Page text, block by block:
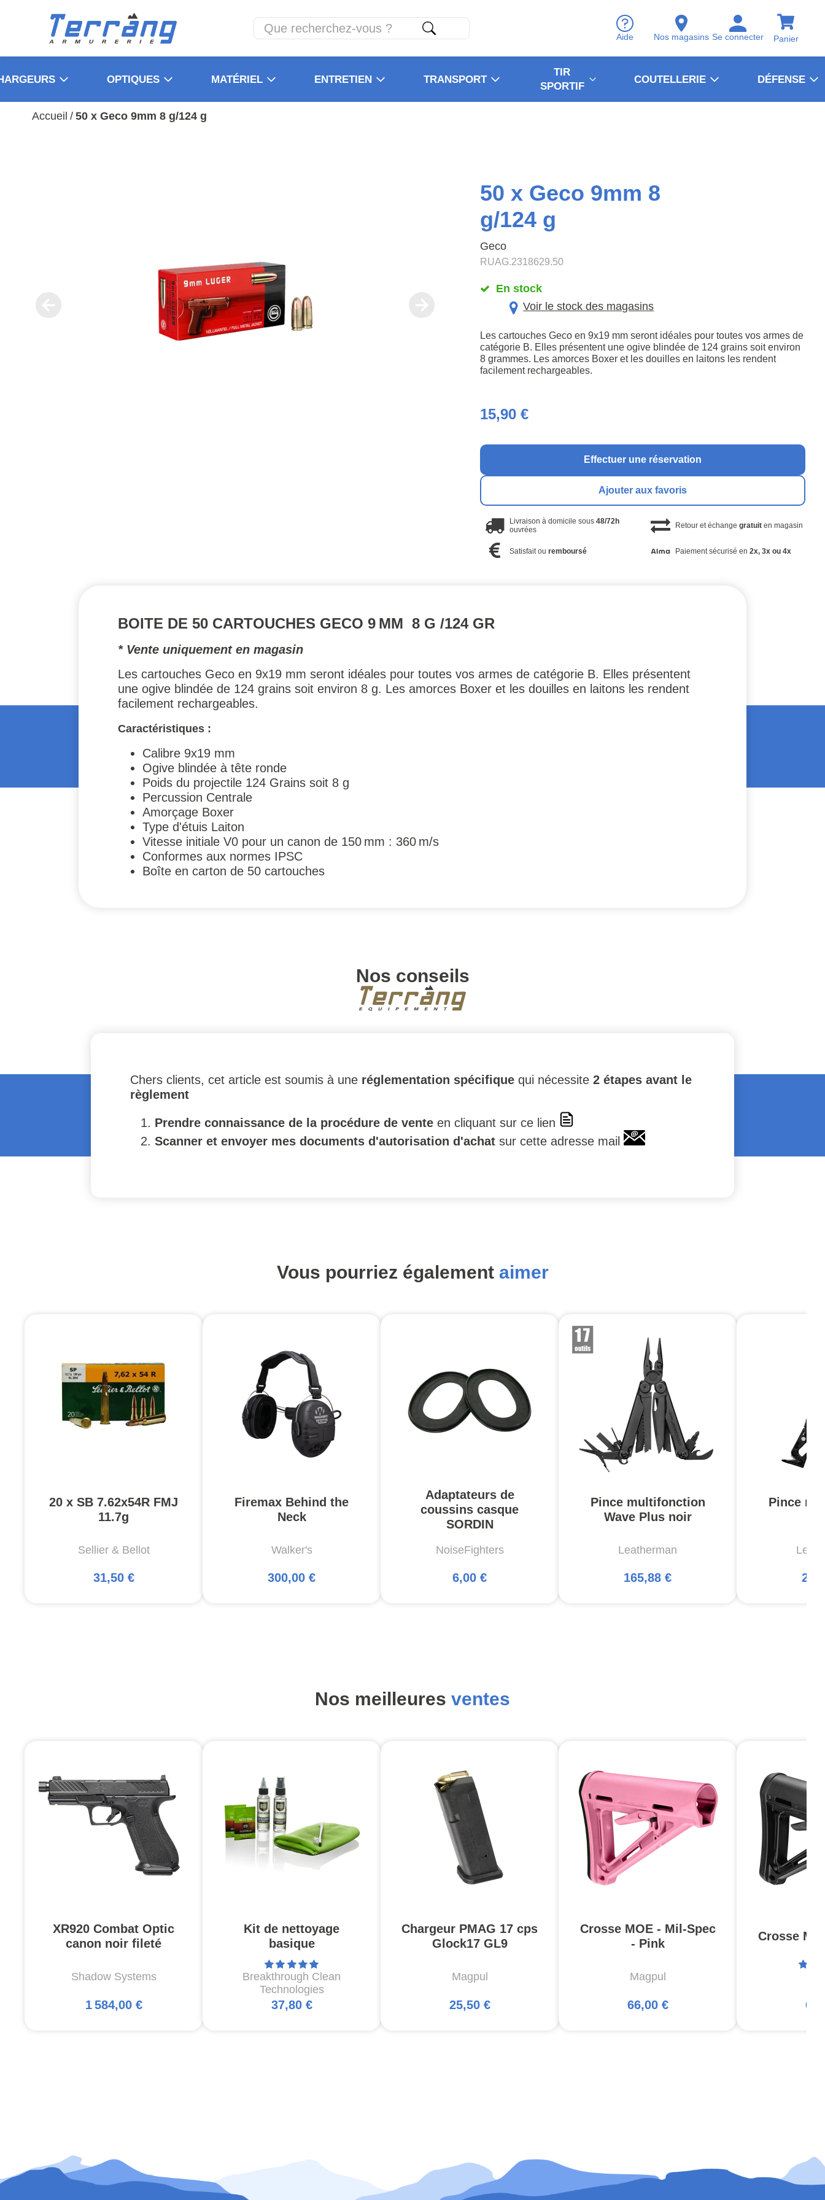
Aide Nos magasins Se connecter Panier
OPTIQUES MATÉRIEL ENTRETIEN TRANSPORT
TIR
SPORTIF
COUTELLERIE DÉFENSE
Accueil / 50 x Geco 9mm 8 g/124 g
50 x Geco 9mm 8
g/124 g
Geco
RUAG.2318629.50
En stock
Voir le stock des magasins
Les cartouches Geco en 9x19 mm seront idéales pour toutes vos armes de
catégorie B. Elles présentent une ogive blindée de 124 grains soit environ
8 grammes. Les amorces Boxer et les douilles en laitons les rendent
facilement rechargeables.
15,90 €
Effectuer une réservation
Ajouter aux favoris
Livraison à domicile sous48/72h
ouvrées
Retour et échange gratuiten magasin
Satisfait ouremboursé Paiement sécurisé en 2x, 3x ou 4x
BOITE DE 50 CARTOUCHES GECO 9 MM 8 G /124 GR
* Vente uniquement en magasin
Les cartouches Geco en 9x19 mm seront idéales pour toutes vos armes de catégorie B. Elles présentent
une ogive blindée de 124 grains soit environ 8 g. Les amorces Boxer et les douilles en laitons les rendent
facilement rechargeables.
Caractéristiques :
Calibre 9x19 mm
Ogive blindée à tête ronde
Poids du projectile 124 Grains soit 8 g
Percussion Centrale
Amorçage Boxer
Type d'étuis Laiton
Vitesse initiale V0 pour un canon de 150 mm : 360 m/s
Conformes aux normes IPSC
Boîte en carton de 50 cartouches
Nos conseils
Chers clients, cet article est soumis à une réglementation spécifique qui nécessite 2 étapes avant le
règlement
Prendre connaissance de la procédure de vente en cliquant sur ce lien
Scanner et envoyer mes documents d'autorisation d'achat sur cette adresse mail
Vous pourriez également aimer
20 x SB 7.62x54R FMJ
11.7g
Sellier & Bellot
31,50 €
Firemax Behind the
Neck
Walker's
300,00 €
Adaptateurs de
coussins casque
SORDIN
NoiseFighters
6,00 €
Pince multifonction
Wave Plus noir
Leatherman
165,88 €
Pince
Nos meilleures ventes
XR920 Combat Optic
canon noir fileté
Shadow Systems
1 584,00 €
Kit de nettoyage
basique
Breakthrough Clean
Technologies
37,80 €
Chargeur PMAG 17 cps
Glock17 GL9
Magpul
25,50 €
Crosse MOE - Mil-Spec
- Pink
Magpul
66,00 €
Crosse